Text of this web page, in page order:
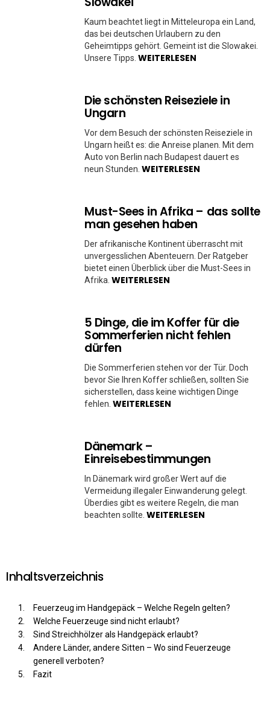
Kaum beachtet liegt in Mitteleuropa ein Land,
das bei deutschen Urlaubern zu den
Geheimtipps gehört. Gemeint ist die Slowakei.
Unsere Tipps. WEITERLESEN
Die schönsten Reiseziele in
Ungarn
Vor dem Besuch der schönsten Reiseziele in
Ungarn heißt es: die Anreise planen. Mit dem
Auto von Berlin nach Budapest dauert es
neun Stunden. WEITERLESEN
Must-Sees in Afrika – das sollte
man gesehen haben
Der afrikanische Kontinent überrascht mit
unvergesslichen Abenteuern. Der Ratgeber
bietet einen Überblick über die Must-Sees in
Afrika. WEITERLESEN
5 Dinge, die im Koffer für die
Sommerferien nicht fehlen
dürfen
Die Sommerferien stehen vor der Tür. Doch
bevor Sie Ihren Koffer schließen, sollten Sie
sicherstellen, dass keine wichtigen Dinge
fehlen. WEITERLESEN
Dänemark –
Einreisebestimmungen
In Dänemark wird großer Wert auf die
Vermeidung illegaler Einwanderung gelegt.
Überdies gibt es weitere Regeln, die man
beachten sollte. WEITERLESEN
Inhaltsverzeichnis
Feuerzeug im Handgepäck – Welche Regeln gelten?
Welche Feuerzeuge sind nicht erlaubt?
Sind Streichhölzer als Handgepäck erlaubt?
Andere Länder, andere Sitten – Wo sind Feuerzeuge
generell verboten?
Fazit